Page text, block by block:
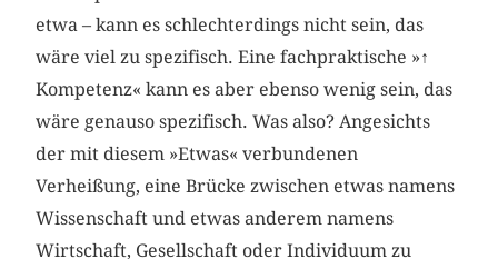
etwa – kann es schlechterdings nicht sein, das
wäre viel zu spezifisch. Eine fachpraktische »↑
Kompetenz« kann es aber ebenso wenig sein, das
wäre genauso spezifisch. Was also? Angesichts
der mit diesem »Etwas« verbundenen
Verheißung, eine Brücke zwischen etwas namens
Wissenschaft und etwas anderem namens
Wirtschaft, Gesellschaft oder Individuum zu